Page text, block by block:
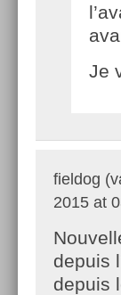
Je
fieldog
2015 at
depuis
depuis